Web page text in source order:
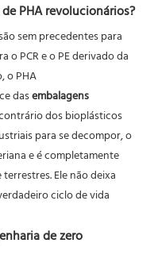
PHArevolucionários?
sem precedentes para
o PCR e o PE derivado da
o PHA
dasembalagens
dos bioplásticos
para se decompor, o
e é completamente
Ele não deixa
ciclo de vida
de zero